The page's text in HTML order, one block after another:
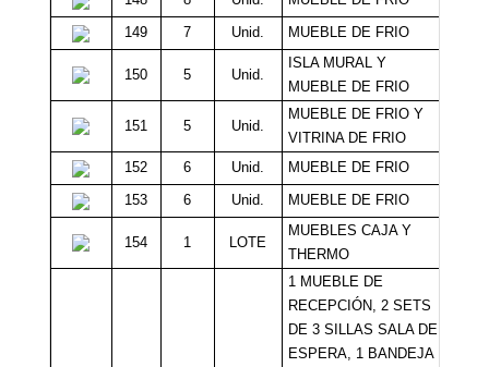
149
7 Unid. MUEBLE DE FRIO
150 5 Unid.
ISLA MURAL Y
MUEBLE DE FRIO
151 5 Unid.
MUEBLE DE FRIO Y
VITRINA DE FRIO
152 6 Unid. MUEBLE DE FRIO
153
6 Unid. MUEBLE DE FRIO
154 1 LOTE
MUEBLES CAJA Y
THERMO
1 MUEBLE DE
RECEPCIÓN, 2 SETS
DE 3 SILLAS SALA DE
ESPERA, 1 BANDEJA